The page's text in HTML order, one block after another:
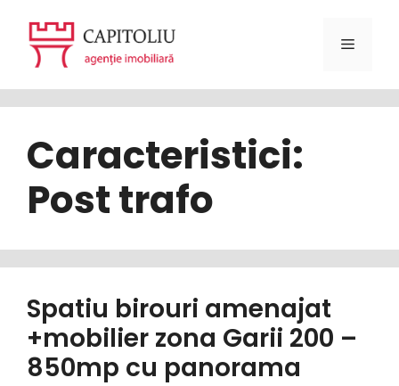
conținut
Meniu
Caracteristici:
Post trafo
Spatiu birouri amenajat
+mobilier zona Garii 200 –
850mp cu panorama